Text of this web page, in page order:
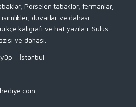
Porselen tabaklar, fermanlar,
duvarlar ve dahası.
kaligrafi ve hat yazıları. Sülüs
ve dahası.
– İstanbul